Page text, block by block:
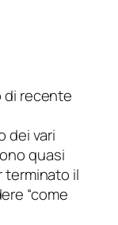
di recente
dei vari
quasi
terminato il
“come